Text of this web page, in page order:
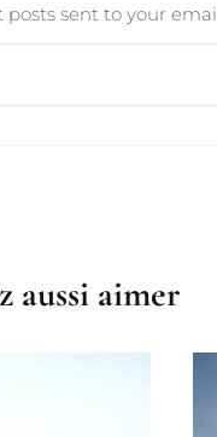
sent to your
aussi aimer